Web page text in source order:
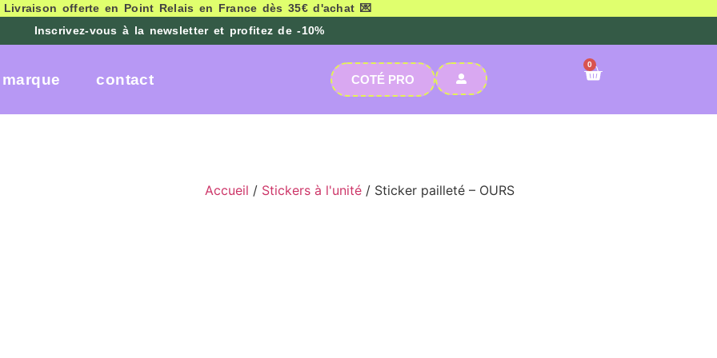
Livraison offerte en Point Relais en France dès 35€ d'achat 💌
Inscrivez-vous à la newsletter et profitez de -10%
marque contact COTÉ PRO
0
Accueil / Stickers à l'unité / Sticker pailleté – OURS